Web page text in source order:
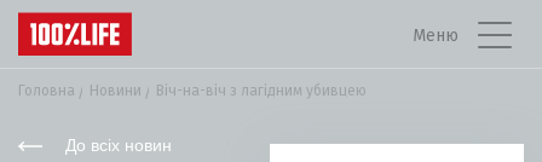
Меню
Головна Новини Віч-на-віч з лагідним убивцею
До всіх новин